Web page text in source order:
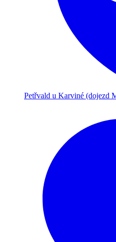
Petřvald u Karviné (dojezd